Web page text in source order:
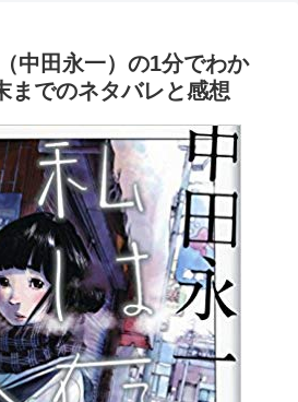
中田永一）の1分でわか
までのネタバレと感想